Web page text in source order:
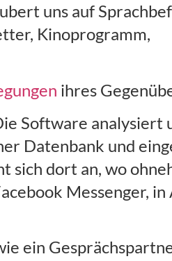
uns auf
Kinoprogramm,
ihres
Software analysiert
Datenbank und
sich dort an, wo
Messenger, in
ein